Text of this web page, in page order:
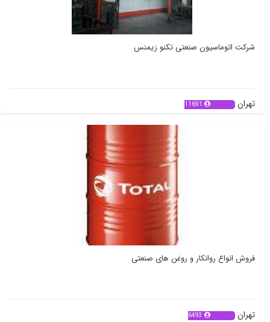
شرکت اتوماسیون صنعتی تکنو زیمنس
تهران 11691
فروش انواع روانکار و روغن های صنعتی
تهران 6493